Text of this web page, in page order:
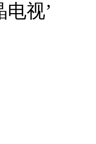
电视’